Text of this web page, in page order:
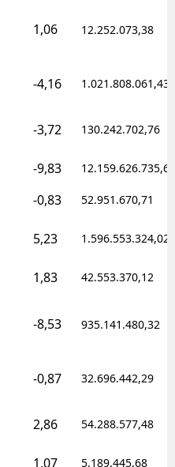
1,06 12.252.073,38
-4,16 1.021.808.061,43
-3,72 130.242.702,76
-9,83 12.159.626.735,62
-0,83 52.951.670,71
5,23 1.596.553.324,02
1,83 42.553.370,12
-8,53 935.141.480,32
-0,87 32.696.442,29
2,86 54.288.577,48
1,07 5.189.445,68